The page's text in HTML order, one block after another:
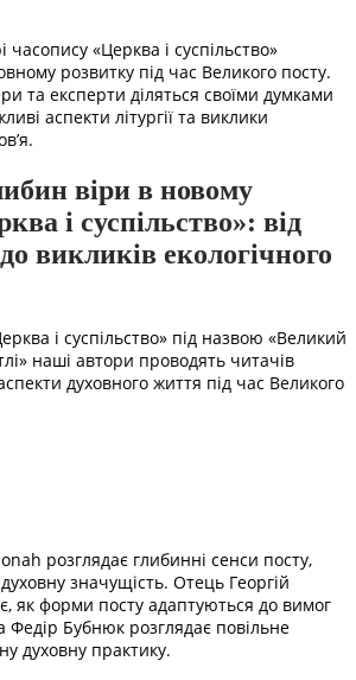
«Церква і суспільство»
розвитку під час Великого посту.
та експерти діляться своїми думками
аспекти літургії та виклики
віри в новому
і суспільство»: від
викликів екологічного
і суспільство» під назвою «Великий
наші автори проводять читачів
духовного життя під час Великого
розглядає глибинні сенси посту,
значущість. Отець Георгій
як форми посту адаптуються до вимог
Федір Бубнюк розглядає повільне
духовну практику.